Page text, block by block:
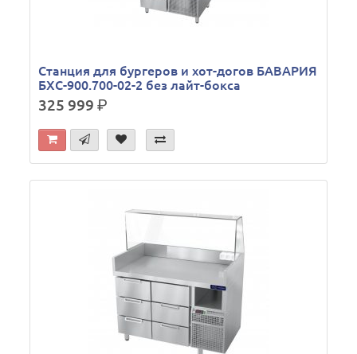
Станция для бургеров и хот-догов БАВАРИЯ
БХС-900.700-02-2 без лайт-бокса
325 999р.